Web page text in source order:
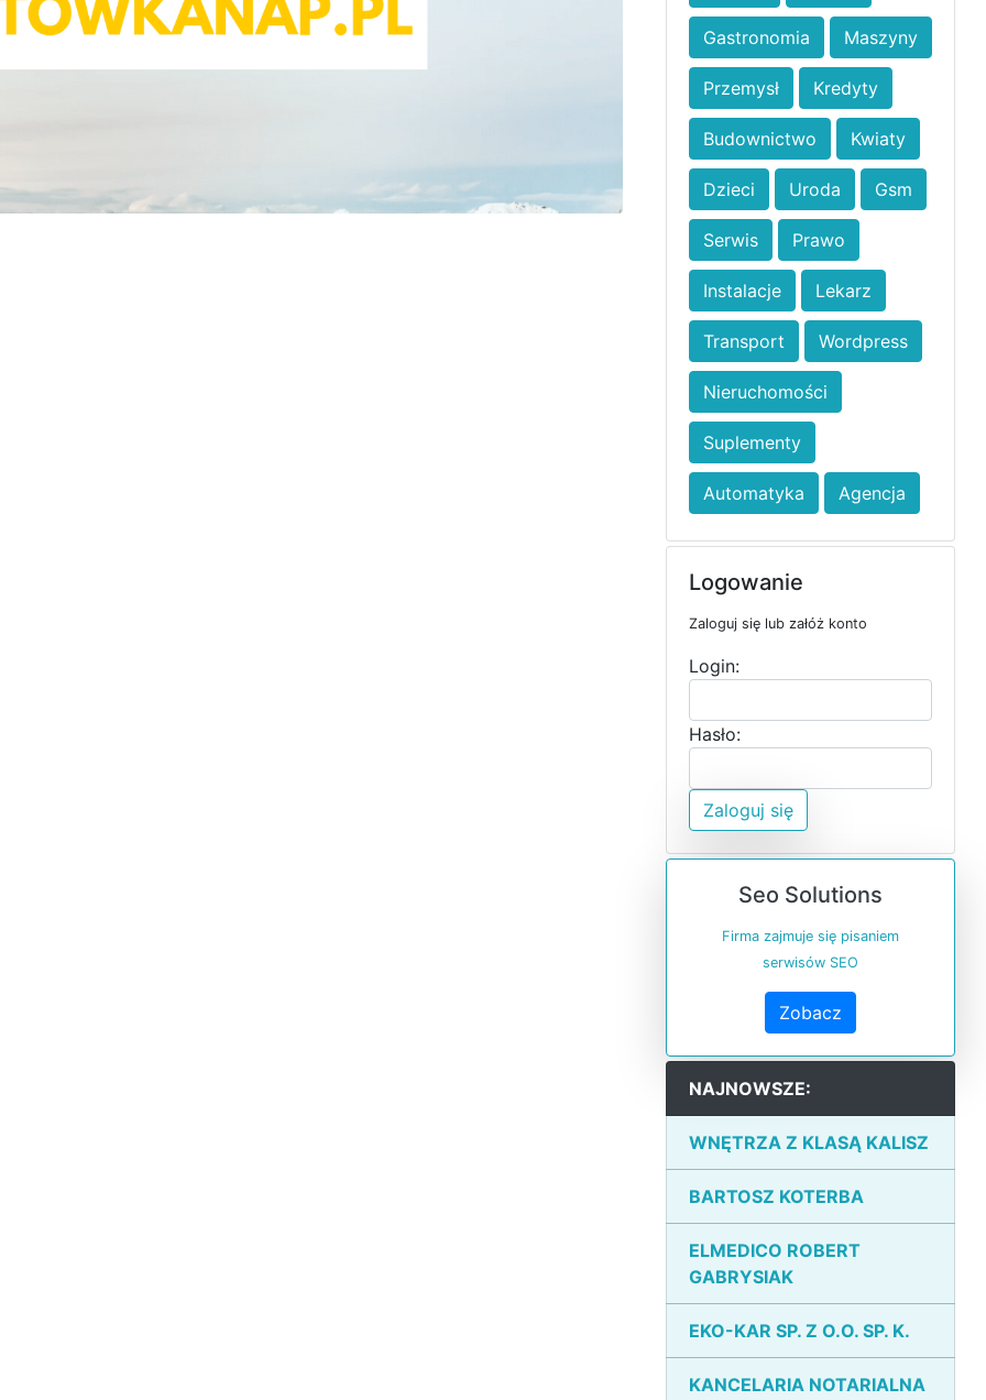
Gastronomia Maszyny
Przemysł Kredyty
Budownictwo Kwiaty
Dzieci Uroda Gsm
Serwis Prawo
Instalacje Lekarz
Transport Wordpress
Nieruchomości
Suplementy
Automatyka Agencja
Logowanie
Zaloguj się lub załóż konto
Login:
Hasło:
Zaloguj się
Seo Solutions
Firma zajmuje się pisaniem
serwisów SEO
Zobacz
NAJNOWSZE:
WNĘTRZA Z KLASĄ KALISZ
BARTOSZ KOTERBA
ELMEDICO ROBERT
GABRYSIAK
EKO-KAR SP. Z O.O. SP. K.
KANCELARIA NOTARIALNA